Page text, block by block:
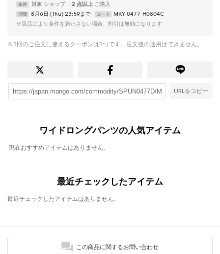
条件 対象 ショップ 2 点以上
期間 8月6日 (Thu) 23:59まで コード
MKY-0477-H0804C
※返品により条件を満たさない場合、割引は無効になります
※1回のご注文に使えるクーポンは1つです。注文後の適用はできません。
URLをコピー
ワイドロングパンツの人気アイテム
現在おすすめアイテムはありません。
最近チェックしたアイテム
最近チェックしたアイテムはありません。
この商品に関するお問い合わせ